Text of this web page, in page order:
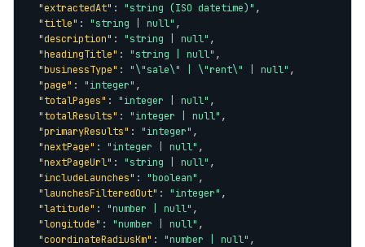
"extractedAt" : "string (ISO datetime)" ,
"title" : "string | null" ,
"description" : "string | null" ,
"headingTitle" : "string | null" ,
"businessType" : "\"sale\" | \"rent\" | null" ,
"page" : "integer" ,
"totalPages" : "integer | null" ,
"totalResults" : "integer | null" ,
"primaryResults" : "integer" ,
"nextPage" : "integer | null" ,
"nextPageUrl" : "string | null" ,
"includeLaunches" : "boolean" ,
"launchesFilteredOut" : "integer" ,
"latitude" : "number | null" ,
"longitude" : "number | null" ,
"coordinateRadiusKm" : "number | null" ,